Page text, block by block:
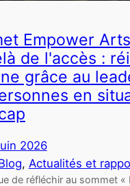
Empower
de l'accès :
grâce au
en
2026
, Actualités et
de réfléchir au sommet «